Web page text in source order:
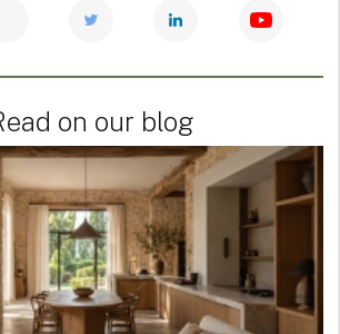
on our blog